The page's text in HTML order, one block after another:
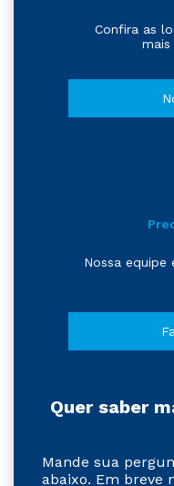
Confira as
Nossa equipe
Quer saber
Mande sua
abaixo. Em breve